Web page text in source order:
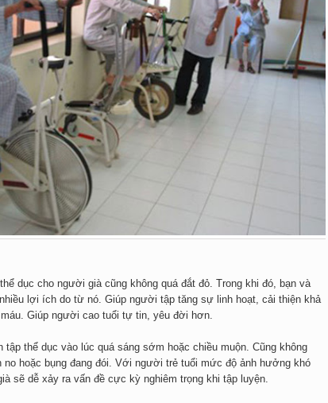
dục cho người già cũng không quá đắt đỏ. Trong khi đó, bạn và
lợi ích do từ nó. Giúp người tập tăng sự linh hoạt, cải thiện khả
Giúp người cao tuổi tự tin, yêu đời hơn.
thể dục vào lúc quá sáng sớm hoặc chiều muộn. Cũng không
no hoặc bụng đang đói. Với người trẻ tuổi mức độ ảnh hưởng khó
sẽ dễ xảy ra vấn đề cực kỳ nghiêm trọng khi tập luyện.